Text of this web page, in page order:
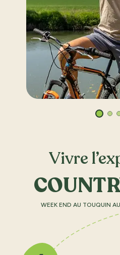
Vivre
WEEK END AU TOUQUIN